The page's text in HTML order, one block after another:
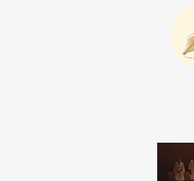
也非常淸楚是那一首歌
是和主辦單位特地安排
片中和現實之間的五十